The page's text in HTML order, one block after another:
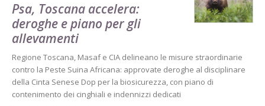
Psa, Toscana accelera:
deroghe e piano per gli
allevamenti
Regione Toscana, Masaf e CIA delineano le misure straordinarie
contro la Peste Suina Africana: approvate deroghe al disciplinare
della Cinta Senese Dop per la biosicurezza, con piano di
contenimento dei cinghiali e indennizzi dedicati